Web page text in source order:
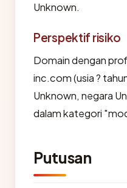
Unknown.
Perspektif risiko
Domain dengan
inc.com (usia ?
Unknown, negara
dalam kategori
Putusan